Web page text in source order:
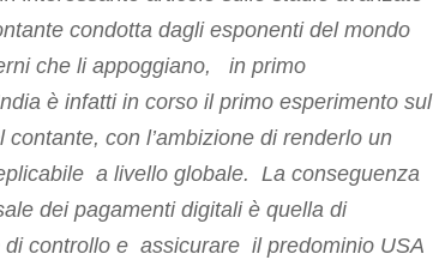
condotta dagli esponenti del mondo
che li appoggiano, in primo
è infatti in corso il primo esperimento sul
con l’ambizione di renderlo un
a livello globale. La conseguenza
dei pagamenti digitali è quella di
controllo e assicurare il predominio USA